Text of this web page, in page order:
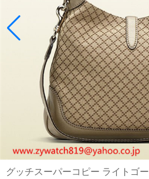
グッチスーパーコピー ライトゴ